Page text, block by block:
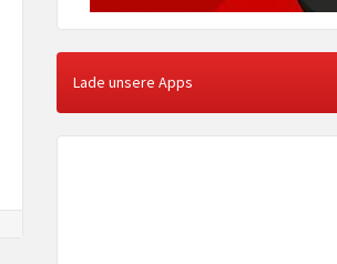
Lade unsere Apps